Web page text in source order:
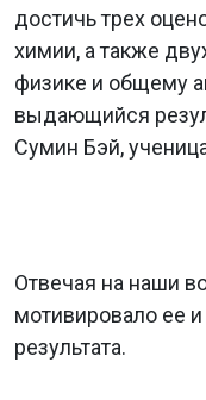
достичь трех
химии, а также
физике и общему
выдающийся
Сумин Бэй,
Отвечая на наши
мотивировало ее и
результата.